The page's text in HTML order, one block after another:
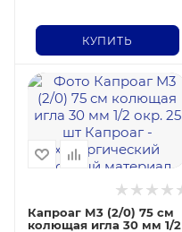
КУПИТЬ
Капроаг М3 (2/0) 75 см
колющая игла 30 мм 1/2